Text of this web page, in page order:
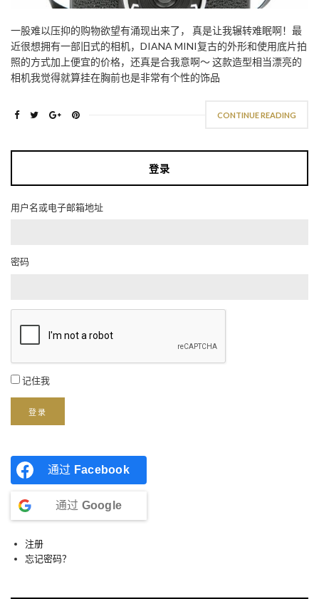
一股难以压抑的购物欲望有涌现出来了， 真是让我辗转难眠啊！最
近很想拥有一部旧式的相机，DIANA MINI复古的外形和使用底片拍
照的方式加上便宜的价格，还真是合我意啊～ 这款造型相当漂亮的
相机我觉得就算挂在胸前也是非常有个性的饰品
CONTINUE READING
登录
用户名或电子邮箱地址
密码
记住我
登录
通过 Facebook
通过 Google
注册
忘记密码？